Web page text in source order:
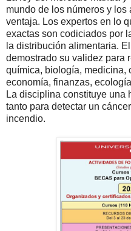
mundo de los números y
ventaja. Los expertos en lo
exactas son codiciados por
la distribución alimentaria.
demostrado su validez para
química, biología, medicina,
economía, finanzas,
La disciplina constituye una
tanto para detectar un
incendio.